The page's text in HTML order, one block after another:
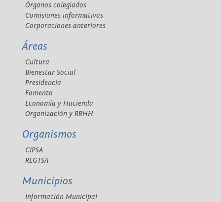
Órganos colegiados
Comisiones informativas
Corporaciones anteriores
Áreas
Cultura
Bienestar Social
Presidencia
Fomento
Economía y Hacienda
Organización y RRHH
Organismos
CIPSA
REGTSA
Municipios
Información Municipal